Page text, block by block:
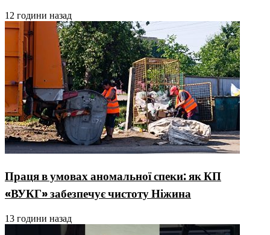
12 години назад
Праця в умовах аномальної спеки: як КП
«ВУКГ» забезпечує чистоту Ніжина
13 години назад